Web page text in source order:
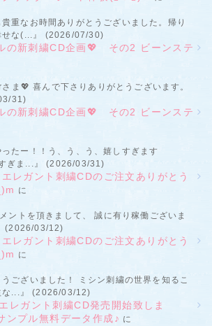
重なお時間ありがとうございました。帰り
せな(...』 (2026/07/30)
の新刺繍CD企画💖 その2 ビーンステ
ま💖 喜んで下さりありがとうございます。
31)
の新刺繍CD企画💖 その2 ビーンステ
たー！！う、う、う、嬉しすぎます
ぎま...』 (2026/03/31)
レガント刺繍CDのご注文ありがとう
に
ントを頂きまして、 誠に有り稼働ございま
(2026/03/12)
レガント刺繍CDのご注文ありがとう
に
ございました！ ミシン刺繍の世界を知るこ
な...』 (2026/03/12)
ガント刺繍CD発売開始致しま
プル無料データ作成♪ に